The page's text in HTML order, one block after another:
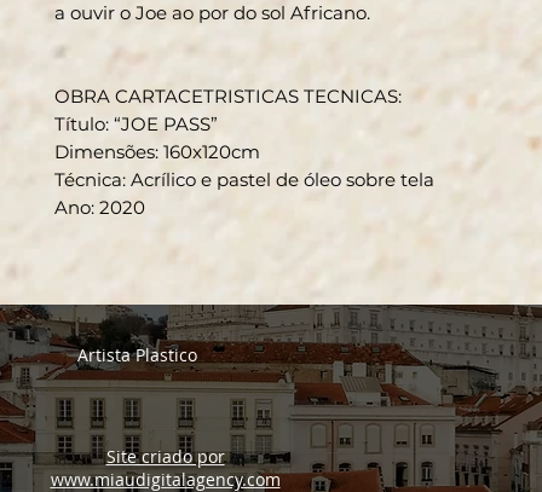
a ouvir o Joe ao por do sol Africano.
OBRA CARTACETRISTICAS TECNICAS:
Título: “JOE PASS”
Dimensões: 160x120cm
Técnica: Acrílico e pastel de óleo sobre tela
Ano: 2020
Artista Plastico
Site criado por
www.miaudigitalagency.com